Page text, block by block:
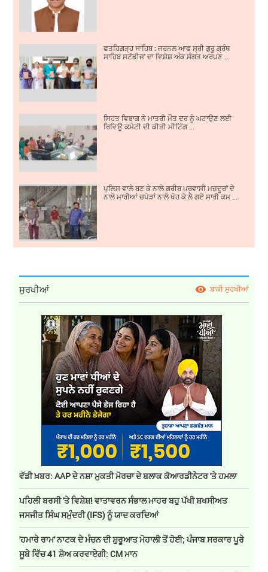
ਫਤਹਿਗੜ੍ਹ ਸਾਹਿਬ : ਜਰਨਲ ਆਫ ਸ੍ਰੀ ਗੁਰੂ ਗ੍ਰੰਥ
ਸਾਹਿਬ ਸਟੱਡੀਜ' ਦਾ ਵਿਸ਼ੇਸ਼ ਅੰਕ ਸੰਗਤ ਅਰਪਣ ...
ਸਿਹਤ ਵਿਭਾਗ ਨੇ ਮਾਤਰੀ ਮੌਤ ਦਰ ਨੂੰ ਘਟਾਉਣ ਲਈ
ਰਿਵਿਊ ਕਮੇਟੀ ਦੀ ਕੀਤੀ ਮੀਟਿੰਗ ...
ਪੁਲਿਸ ਵਾਲੇ ਬਣ ਕੇ ਨਾਲੇ ਗਰੀਬ ਪਰਵਾਸੀ ਮਜ਼ਦੂਰਾਂ ਦੇ
ਨਾਲੇ ਮਾਰੀਆਂ ਚਪੇੜਾਂ ਨਾਲੇ ਖੋਹ ਕੇ ਲੈ ਗਏ ਸਾਰੀ ਕਮ ...
ਸੁਰਖੀਆਂ ਬਾਕੀ ਸੁਰਖੀਆਂ
ਵੱਡੀ ਖ਼ਬਰ: AAP ਦੇ ਨਸ਼ਾ ਮੁਕਤੀ ਮੋਰਚਾ ਦੇ ਬਲਾਕ ਕੋਆਰਡੀਨੇਟਰ 'ਤੇ ਹਮਲਾ
ਪਹਿਲੀ ਬਰਸੀ 'ਤੇ ਵਿਸ਼ੇਸ਼! ਵਾਤਾਵਰਨ ਸੰਭਾਲ ਮਾਹਰ ਬਹੁ ਪੱਖੀ ਸ਼ਖਸੀਅਤ
ਜਸਜੀਤ ਸਿੰਘ ਸਮੁੰਦਰੀ (IFS) ਨੂੰ ਯਾਦ ਕਰਦਿਆਂ
'ਹਮਾਰੇ ਰਾਮ' ਨਾਟਕ ਦੇ ਮੰਚਨ ਦੀ ਸ਼ੁਰੂਆਤ ਮੋਹਾਲੀ ਤੋਂ ਹੋਈ; ਪੰਜਾਬ ਸਰਕਾਰ ਪੂਰੇ
ਸੂਬੇ ਵਿੱਚ 41 ਸ਼ੋਅ ਕਰਵਾਏਗੀ: CM ਮਾਨ